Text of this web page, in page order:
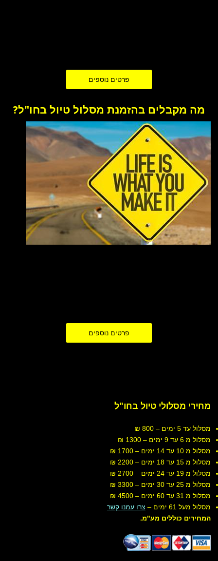
פרטים נוספים
מה מקבלים בהזמנת מסלול טיול בחו"ל?
פרטים נוספים
מחירי מסלולי טיול בחו"ל
מסלול עד 5 ימים – 800 ₪
מסלול מ 6 עד 9 ימים – 1300 ₪
מסלול מ 10 עד 14 ימים – 1700 ₪
מסלול מ 15 עד 18
ימים – 2200 ₪
מסלול מ 19 עד 24 ימים – 2700 ₪
מסלול מ 25 עד 30
ימים – 3300 ₪
מסלול מ 31 עד 60
ימים – 4500 ₪
מסלול מעל 61
ימים – צרו עמנו קשר
המחירים כוללים מע"מ.